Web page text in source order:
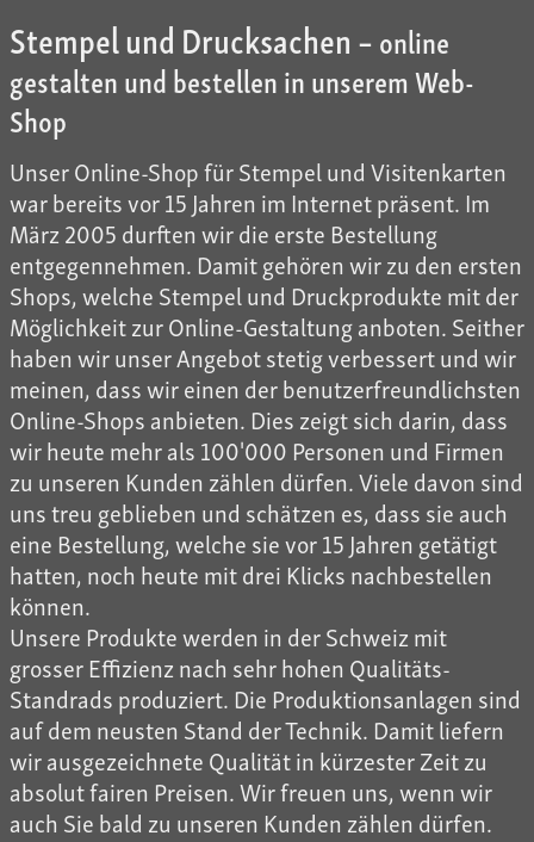
Stempel und Drucksachen –online
gestalten und bestellen in unserem Web-
Shop
Unser Online-Shop für Stempel und Visitenkarten
war bereits vor 15 Jahren im Internet präsent. Im
März 2005 durften wir die erste Bestellung
entgegennehmen. Damit gehören wir zu den ersten
Shops, welche Stempel und Druckprodukte mit der
Möglichkeit zur Online-Gestaltung anboten. Seither
haben wir unser Angebot stetig verbessert und wir
meinen, dass wir einen der benutzerfreundlichsten
Online-Shops anbieten. Dies zeigt sich darin, dass
wir heute mehr als 100'000 Personen und Firmen
zu unseren Kunden zählen dürfen. Viele davon sind
uns treu geblieben und schätzen es, dass sie auch
eine Bestellung, welche sie vor 15 Jahren getätigt
hatten, noch heute mit drei Klicks nachbestellen
können.
Unsere Produkte werden in der Schweiz mit
grosser Effizienz nach sehr hohen Qualitäts-
Standrads produziert. Die Produktionsanlagen sind
auf dem neusten Stand der Technik. Damit liefern
wir ausgezeichnete Qualität in kürzester Zeit zu
absolut fairen Preisen. Wir freuen uns, wenn wir
auch Sie bald zu unseren Kunden zählen dürfen.